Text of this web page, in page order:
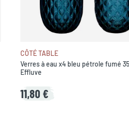
CÔTÉ TABLE
Verres à eau x4 bleu pétrole fumé
Effluve
11,80 €